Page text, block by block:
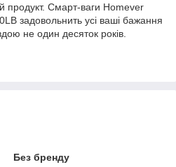
продукт. Смарт-ваги Homever
задовольнить усі ваші бажання
не один десяток років.
Без бренду